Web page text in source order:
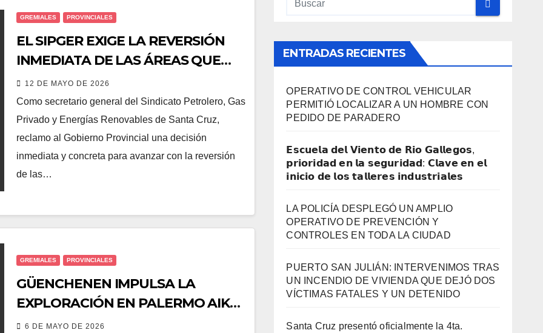
GREMIALES PROVINCIALES
EL SIPGER EXIGE LA REVERSIÓN
INMEDIATA DE LAS ÁREAS QUE
PATAGONIA RESOURCES
CONTROLA EN SANTA CRUZ
12 DE MAYO DE 2026
Como secretario general del Sindicato Petrolero, Gas
Privado y Energías Renovables de Santa Cruz,
reclamo al Gobierno Provincial una decisión
inmediata y concreta para avanzar con la reversión
de las…
GREMIALES PROVINCIALES
GÜENCHENEN IMPULSA LA
EXPLORACIÓN EN PALERMO AIKE
Y PONE A RÍO GALLEGOS EN EL
6 DE MAYO DE 2026
ENTRADAS RECIENTES
OPERATIVO DE CONTROL VEHICULAR
PERMITIÓ LOCALIZAR A UN HOMBRE CON
PEDIDO DE PARADERO
𝗘𝘀𝗰𝘂𝗲𝗹𝗮 𝗱𝗲𝗹 𝗩𝗶𝗲𝗻𝘁𝗼 𝗱𝗲 𝗥𝗶𝗼 𝗚𝗮𝗹𝗹𝗲𝗴𝗼𝘀,
𝗽𝗿𝗶𝗼𝗿𝗶𝗱𝗮𝗱 𝗲𝗻 𝗹𝗮 𝘀𝗲𝗴𝘂𝗿𝗶𝗱𝗮𝗱: 𝗖𝗹𝗮𝘃𝗲 𝗲𝗻 𝗲𝗹
𝗶𝗻𝗶𝗰𝗶𝗼 𝗱𝗲 𝗹𝗼𝘀 𝘁𝗮𝗹𝗹𝗲𝗿𝗲𝘀 𝗶𝗻𝗱𝘂𝘀𝘁𝗿𝗶𝗮𝗹𝗲𝘀
LA POLICÍA DESPLEGÓ UN AMPLIO
OPERATIVO DE PREVENCIÓN Y
CONTROLES EN TODA LA CIUDAD
PUERTO SAN JULIÁN: INTERVENIMOS TRAS
UN INCENDIO DE VIVIENDA QUE DEJÓ DOS
VÍCTIMAS FATALES Y UN DETENIDO
Santa Cruz presentó oficialmente la 4ta.